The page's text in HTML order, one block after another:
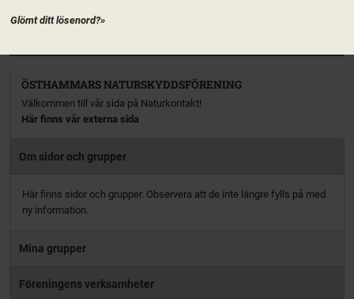
ÖSTHAMMARS NATURSKYDDSFÖRENING
Välkommen till vår sida på Naturkontakt!
Här finns vår externa sida
Glömt ditt lösenord?»
Om sidor och grupper
Här finns sidor och grupper. Observera att de inte längre fylls på med
ny information.
Mina grupper
Föreningens verksamheter